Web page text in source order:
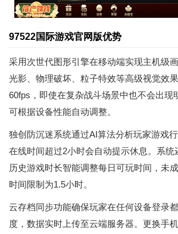
97522国际游戏官网版优势
采用次世代图形引擎在移动端实现主机级
光影、物理破坏、粒子特效等高级视觉效
60fps，即使在复杂战斗场景中也不会出现
可根据设备性能自动调整。
独创防沉迷系统通过AI算法分析玩家游戏
在线时间超过2小时会自动提示休息。系统
历史游戏时长智能调整每日可玩时间，未
时间限制为1.5小时。
云存档同步功能确保玩家在任何设备登录
度，数据实时上传至云端服务器。更换手